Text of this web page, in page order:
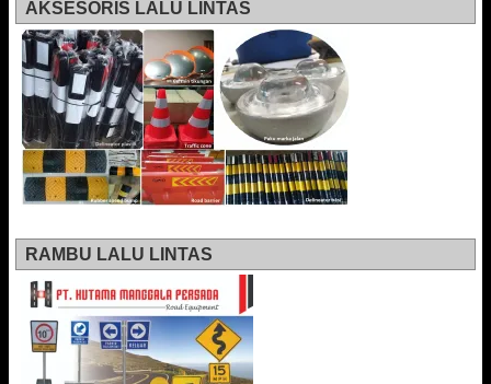
AKSESORIS LALU LINTAS
RAMBU LALU LINTAS